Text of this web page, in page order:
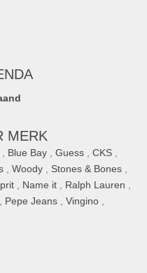
MERK
Blue Bay Guess CKS
Woody Stones & Bones
Name it Ralph Lauren
Pepe Jeans Vingino